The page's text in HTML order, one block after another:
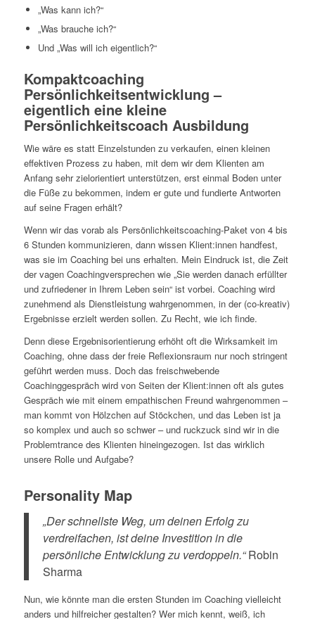
„Was kann ich?“
„Was brauche ich?“
Und „Was will ich eigentlich?“
Kompaktcoaching
Persönlichkeitsentwicklung –
eigentlich eine kleine
Persönlichkeitscoach Ausbildung
Wie wäre es statt Einzelstunden zu verkaufen, einen kleinen
effektiven Prozess zu haben, mit dem wir dem Klienten am
Anfang sehr zielorientiert unterstützen, erst einmal Boden unter
die Füße zu bekommen, indem er gute und fundierte Antworten
auf seine Fragen erhält?
Wenn wir das vorab als Persönlichkeitscoaching-Paket von 4 bis
6 Stunden kommunizieren, dann wissen Klient:innen handfest,
was sie im Coaching bei uns erhalten. Mein Eindruck ist, die Zeit
der vagen Coachingversprechen wie „Sie werden danach erfüllter
und zufriedener in Ihrem Leben sein“ ist vorbei. Coaching wird
zunehmend als Dienstleistung wahrgenommen, in der (co-kreativ)
Ergebnisse erzielt werden sollen. Zu Recht, wie ich finde.
Denn diese Ergebnisorientierung erhöht oft die Wirksamkeit im
Coaching, ohne dass der freie Reflexionsraum nur noch stringent
geführt werden muss. Doch das freischwebende
Coachinggespräch wird von Seiten der Klient:innen oft als gutes
Gespräch wie mit einem empathischen Freund wahrgenommen –
man kommt von Hölzchen auf Stöckchen, und das Leben ist ja
so komplex und auch so schwer – und ruckzuck sind wir in die
Problemtrance des Klienten hineingezogen. Ist das wirklich
unsere Rolle und Aufgabe?
Personality Map
„Der schnellste Weg, um deinen Erfolg zu
verdreifachen, ist deine Investition in die
persönliche Entwicklung zu verdoppeln.“Robin
Sharma
Nun, wie könnte man die ersten Stunden im Coaching vielleicht
anders und hilfreicher gestalten? Wer mich kennt, weiß, ich